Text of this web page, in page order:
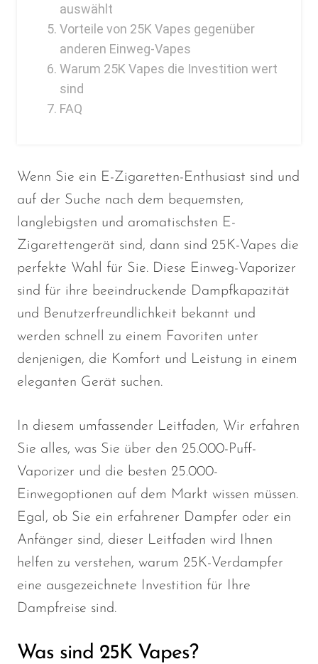
auswählt
Vorteile von 25K Vapes gegenüber
anderen Einweg-Vapes
Warum 25K Vapes die Investition wert
sind
FAQ
Wenn Sie ein E-Zigaretten-Enthusiast sind und
auf der Suche nach dem bequemsten,
langlebigsten und aromatischsten E-
Zigarettengerät sind, dann sind 25K-Vapes die
perfekte Wahl für Sie. Diese Einweg-Vaporizer
sind für ihre beeindruckende Dampfkapazität
und Benutzerfreundlichkeit bekannt und
werden schnell zu einem Favoriten unter
denjenigen, die Komfort und Leistung in einem
eleganten Gerät suchen.
In diesem umfassender Leitfaden, Wir erfahren
Sie alles, was Sie über den 25.000-Puff-
Vaporizer und die besten 25.000-
Einwegoptionen auf dem Markt wissen müssen.
Egal, ob Sie ein erfahrener Dampfer oder ein
Anfänger sind, dieser Leitfaden wird Ihnen
helfen zu verstehen, warum 25K-Verdampfer
eine ausgezeichnete Investition für Ihre
Dampfreise sind.
Was sind 25K Vapes?